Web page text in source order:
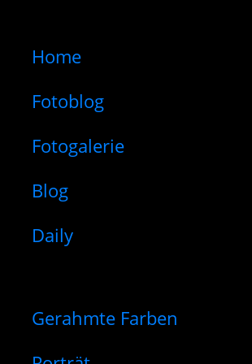
Home
Fotoblog
Fotogalerie
Blog
Daily
Gerahmte Farben